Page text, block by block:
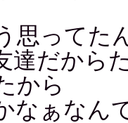
思ってた
達だから
から
なぁなん